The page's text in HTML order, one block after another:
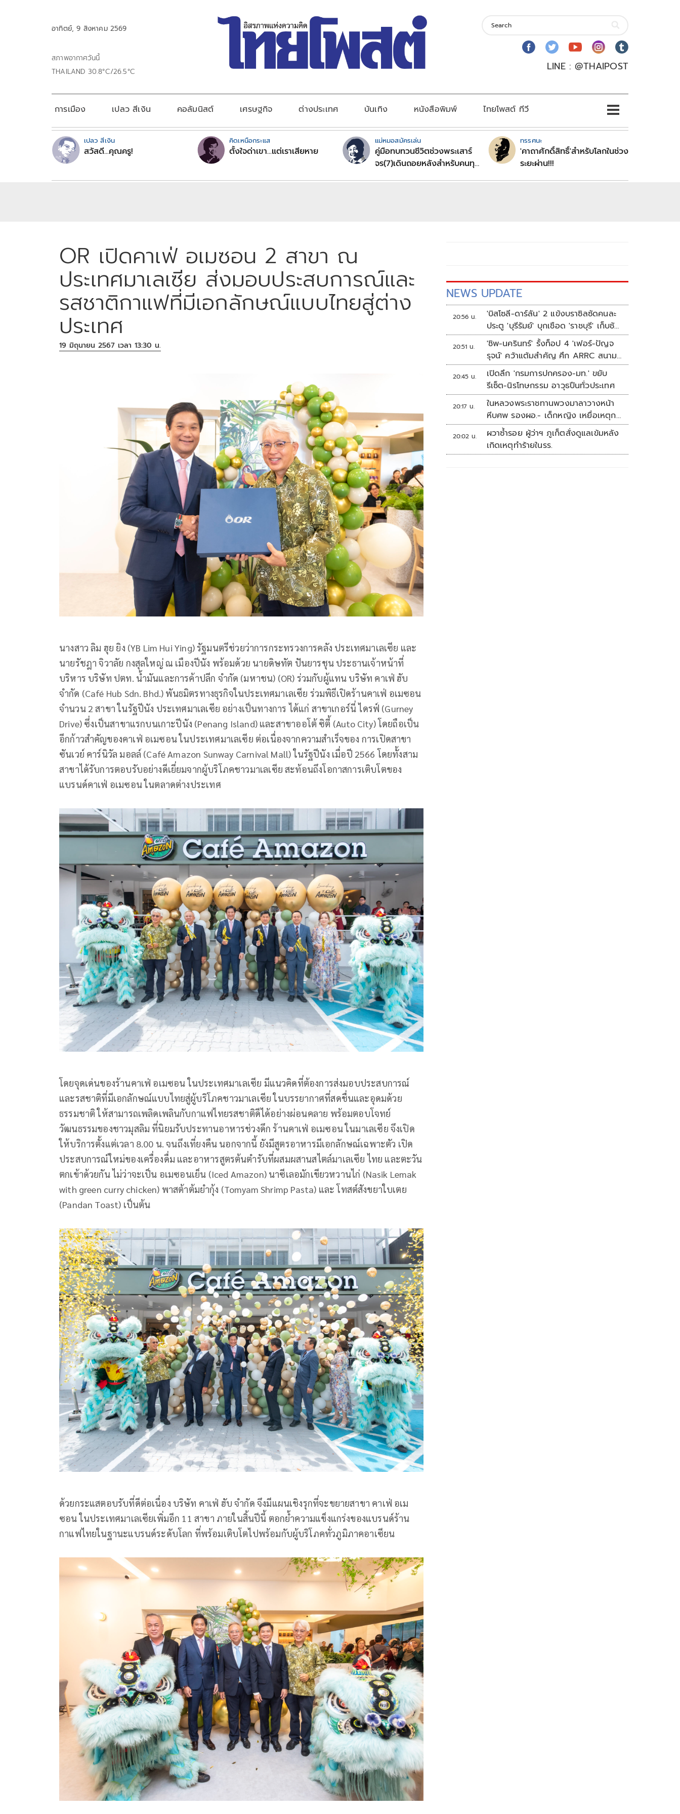
อาทิตย์, 9 สิงหาคม 2569
สภาพอากาศวันนี้
THAILAND 30.8°C/26.5°C
LINE : @THAIPOST
การเมือง เปลว สีเงิน คอลัมนิสต์ เศรษฐกิจ ต่างประเทศ บันเทิง หนังสือพิมพ์ ไทยโพสต์ ทีวี
เปลว สีเงิน
สวัสดี...คุณครู!
คิดเหนือกระแส
ตั้งใจด่าเขา...แต่เราเสียหาย
แม่หมอสมัครเล่น
คู่มือทบทวนชีวิตช่วงพระเสาร์
จร(7)เดินถอยหลังสำหรับคนทุก
ทรรศนะ
'คาถาศักดิ์สิทธิ์'สำหรับโลกในช่วง
ระยะผ่าน!!!
OR เปิดคาเฟ่ อเมซอน 2 สาขา ณ
ประเทศมาเลเซีย ส่งมอบประสบการณ์และ
รสชาติกาแฟที่มีเอกลักษณ์แบบไทยสู่ต่าง
ประเทศ
19 มิถุนายน 2567 เวลา 13:30 น.
นางสาว ลิม ฮุย ยิง (YB Lim Hui Ying) รัฐมนตรีช่วยว่าการกระทรวงการคลัง ประเทศมาเลเซีย และ
นายรัชฎา จิวาลัย กงสุลใหญ่ ณ เมืองปีนัง พร้อมด้วย นายดิษทัต ปันยารชุน ประธานเจ้าหน้าที่
บริหาร บริษัท ปตท. น้ำมันและการค้าปลีก จำกัด (มหาชน) (OR) ร่วมกับผู้แทน บริษัท คาเฟ่ ฮับ
จำกัด (Café Hub Sdn. Bhd.) พันธมิตรทางธุรกิจในประเทศมาเลเซีย ร่วมพิธีเปิดร้านคาเฟ่ อเมซอน
จำนวน 2 สาขา ในรัฐปีนัง ประเทศมาเลเซีย อย่างเป็นทางการ ได้แก่ สาขาเกอร์นี่ ไดรฟ์ (Gurney
Drive) ซึ่งเป็นสาขาแรกบนเกาะปีนัง (Penang Island) และสาขาออโต้ ซิตี้ (Auto City) โดยถือเป็น
อีกก้าวสำคัญของคาเฟ่ อเมซอน ในประเทศมาเลเซีย ต่อเนื่องจากความสำเร็จของ การเปิดสาขา
ซันเวย์ คาร์นิวัล มอลล์ (Café Amazon Sunway Carnival Mall) ในรัฐปีนัง เมื่อปี 2566 โดยทั้งสาม
สาขาได้รับการตอบรับอย่างดีเยี่ยมจากผู้บริโภคชาวมาเลเซีย สะท้อนถึงโอกาสการเติบโตของ
แบรนด์คาเฟ่ อเมซอน ในตลาดต่างประเทศ
โดยจุดเด่นของร้านคาเฟ่ อเมซอน ในประเทศมาเลเซีย มีแนวคิดที่ต้องการส่งมอบประสบการณ์
และรสชาติที่มีเอกลักษณ์แบบไทยสู่ผู้บริโภคชาวมาเลเซีย ในบรรยากาศที่สดชื่นและอุดมด้วย
ธรรมชาติ ให้สามารถเพลิดเพลินกับกาแฟไทยรสชาติดีได้อย่างผ่อนคลาย พร้อมตอบโจทย์
วัฒนธรรมของชาวมุสลิม ที่นิยมรับประทานอาหารช่วงดึก ร้านคาเฟ่ อเมซอน ในมาเลเซีย จึงเปิด
ให้บริการตั้งแต่เวลา 8.00 น. จนถึงเที่ยงคืน นอกจากนี้ ยังมีสูตรอาหารมีเอกลักษณ์เฉพาะตัว เปิด
ประสบการณ์ใหม่ของเครื่องดื่ม และอาหารสูตรต้นตำรับที่ผสมผสานสไตล์มาเลเซีย ไทย และตะวัน
ตกเข้าด้วยกัน ไม่ว่าจะเป็น อเมซอนเย็น (Iced Amazon) นาซีเลอมักเขียวหวานไก่ (Nasik Lemak
with green curry chicken) พาสต้าต้มยำกุ้ง (Tomyam Shrimp Pasta) และ โทสต์สังขยาใบเตย
(Pandan Toast) เป็นต้น
ด้วยกระแสตอบรับที่ดีต่อเนื่อง บริษัท คาเฟ่ ฮับ จำกัด จึงมีแผนเชิงรุกที่จะขยายสาขา คาเฟ่ อเม
ซอน ในประเทศมาเลเซียเพิ่มอีก 11 สาขา ภายในสิ้นปีนี้ ตอกย้ำความแข็งแกร่งของแบรนด์ร้าน
กาแฟไทยในฐานะแบรนด์ระดับโลก ที่พร้อมเติบโตไปพร้อมกับผู้บริโภคทั่วภูมิภาคอาเซียน
NEWS UPDATE
20:56 น.
'บิสโซลี-ดาร์ลัน' 2 แข้งบราซิลซัดคนละ
ประตู 'บุรีรัมย์' บุกเชือด 'ราชบุรี' เก็บชัย
อุ่นเครื่อง 4 นัดรวด
20:51 น.
'ชิพ-นครินทร์' รั้งท็อป 4 'เฟอร์-ปัญจ
รุจน์' คว้าแต้มสำคัญ ศึก ARRC สนาม
4 เรซ 2
20:45 น.
เปิดลึก 'กรมการปกครอง-มท.' ขยับ
รีเซ็ต-นิรโทษกรรม อาวุธปืนทั่วประเทศ
20:17 น.
ในหลวงพระราชทานพวงมาลาวางหน้า
หีบศพ รองผอ.- เด็กหญิง เหยื่อเหตุก
ราดยิง
20:02 น.
ผวาซ้ำรอย ผู้ว่าฯ ภูเก็ตสั่งดูแลเข้มหลัง
เกิดเหตุทำร้ายในรร.